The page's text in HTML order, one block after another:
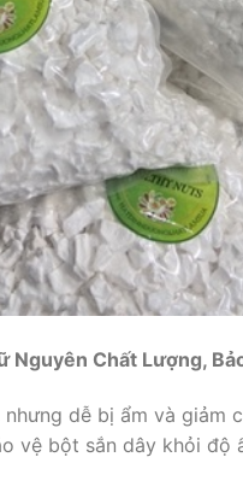
Nguyên Chất Lượng,
dễ bị ẩm và giảm
vệ bột sắn dây khỏi độ